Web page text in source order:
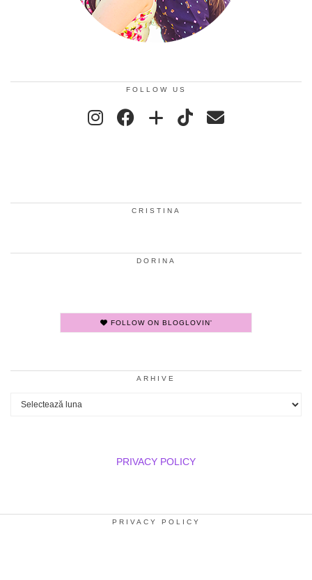
FOLLOW US
CRISTINA
DORINA
FOLLOW ON BLOGLOVIN'
ARHIVE
Arhive
PRIVACY POLICY
PRIVACY POLICY